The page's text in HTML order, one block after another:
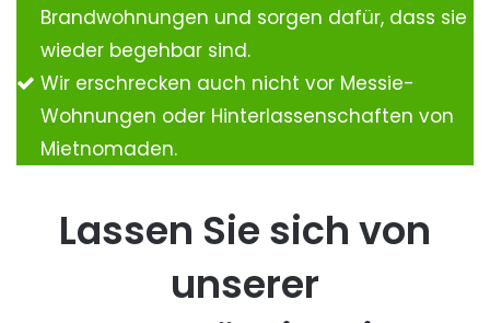
Brandwohnungen und sorgen dafür, dass sie
wieder begehbar sind.
Wir erschrecken auch nicht vor Messie-
Wohnungen oder Hinterlassenschaften von
Mietnomaden.
Lassen Sie sich von
unserer